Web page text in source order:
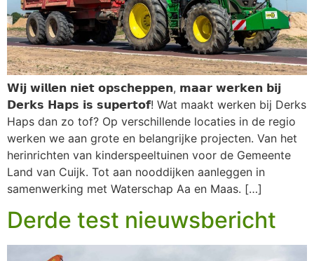
𝗪𝗶𝗷 𝘄𝗶𝗹𝗹𝗲𝗻 𝗻𝗶𝗲𝘁 𝗼𝗽𝘀𝗰𝗵𝗲𝗽𝗽𝗲𝗻, 𝗺𝗮𝗮𝗿 𝘄𝗲𝗿𝗸𝗲𝗻 𝗯𝗶𝗷
𝗗𝗲𝗿𝗸𝘀 𝗛𝗮𝗽𝘀 𝗶𝘀 𝘀𝘂𝗽𝗲𝗿𝘁𝗼𝗳! Wat maakt werken bij Derks
Haps dan zo tof? Op verschillende locaties in de regio
werken we aan grote en belangrijke projecten. Van het
herinrichten van kinderspeeltuinen voor de Gemeente
Land van Cuijk. Tot aan nooddijken aanleggen in
samenwerking met Waterschap Aa en Maas. […]
Derde test nieuwsbericht